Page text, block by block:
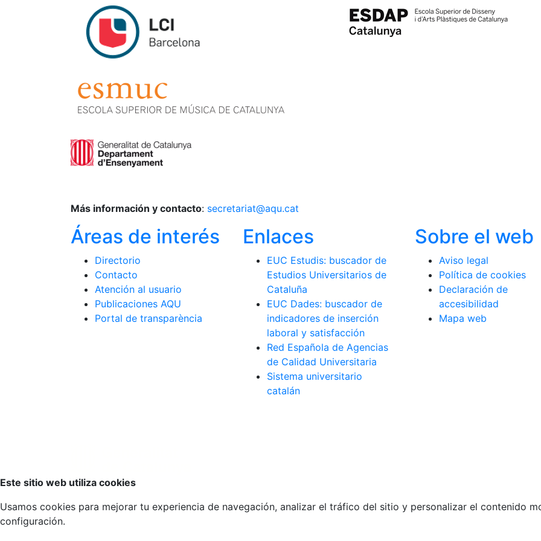
Más información y contacto: secretariat@aqu.cat
Áreas de interés
Directorio
Contacto
Atención al usuario
Publicaciones AQU
Portal de transparència
Enlaces
EUC Estudis: buscador de
Estudios Universitarios de
Cataluña
EUC Dades: buscador de
indicadores de inserción
laboral y satisfacción
Red Española de Agencias
de Calidad Universitaria
Sistema universitario
catalán
Sobre el web
Aviso legal
Política de cookies
Declaración de
accesibilidad
Mapa web
Volver arriba
Este sitio web utiliza cookies
Usamos cookies para mejorar tu experiencia de navegación, analizar el tráfico del sitio y personalizar el contenido
configuración.